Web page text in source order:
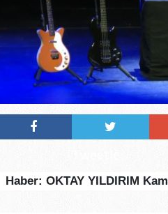
Haber: OKTAY YILDIRIM